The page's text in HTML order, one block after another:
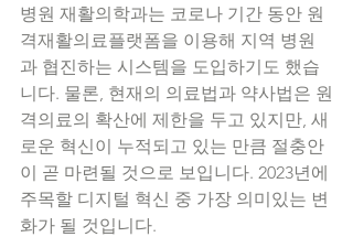
병원 재활의학과는 코로나 기간 동안 원
격재활의료플랫폼을 이용해 지역 병원
과 협진하는 시스템을 도입하기도 했습
니다. 물론, 현재의 의료법과 약사법은 원
격의료의 확산에 제한을 두고 있지만, 새
로운 혁신이 누적되고 있는 만큼 절충안
이 곧 마련될 것으로 보입니다. 2023년에
주목할 디지털 혁신 중 가장 의미있는 변
화가 될 것입니다.